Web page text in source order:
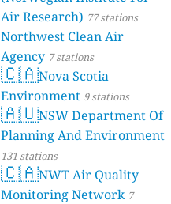
Air Research) 77 stations
Northwest Clean Air
Agency 7 stations
🇨🇦Nova Scotia
Environment 9 stations
🇦🇺NSW Department Of
Planning And Environment
131 stations
🇨🇦NWT Air Quality
Monitoring Network 7